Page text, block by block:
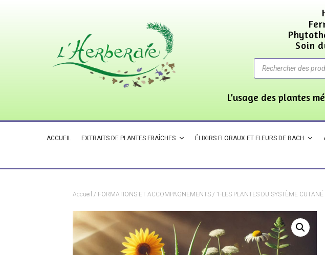
Soin
L’usage des plantes
ACCUEIL EXTRAITS DE PLANTES FRAÎCHES ÉLIXIRS FLORAUX ET FLEURS DE BACH
Accueil / FORMATIONS ET ACCOMPAGNEMENTS / 1-LES PLANTES DU SYSTÈME